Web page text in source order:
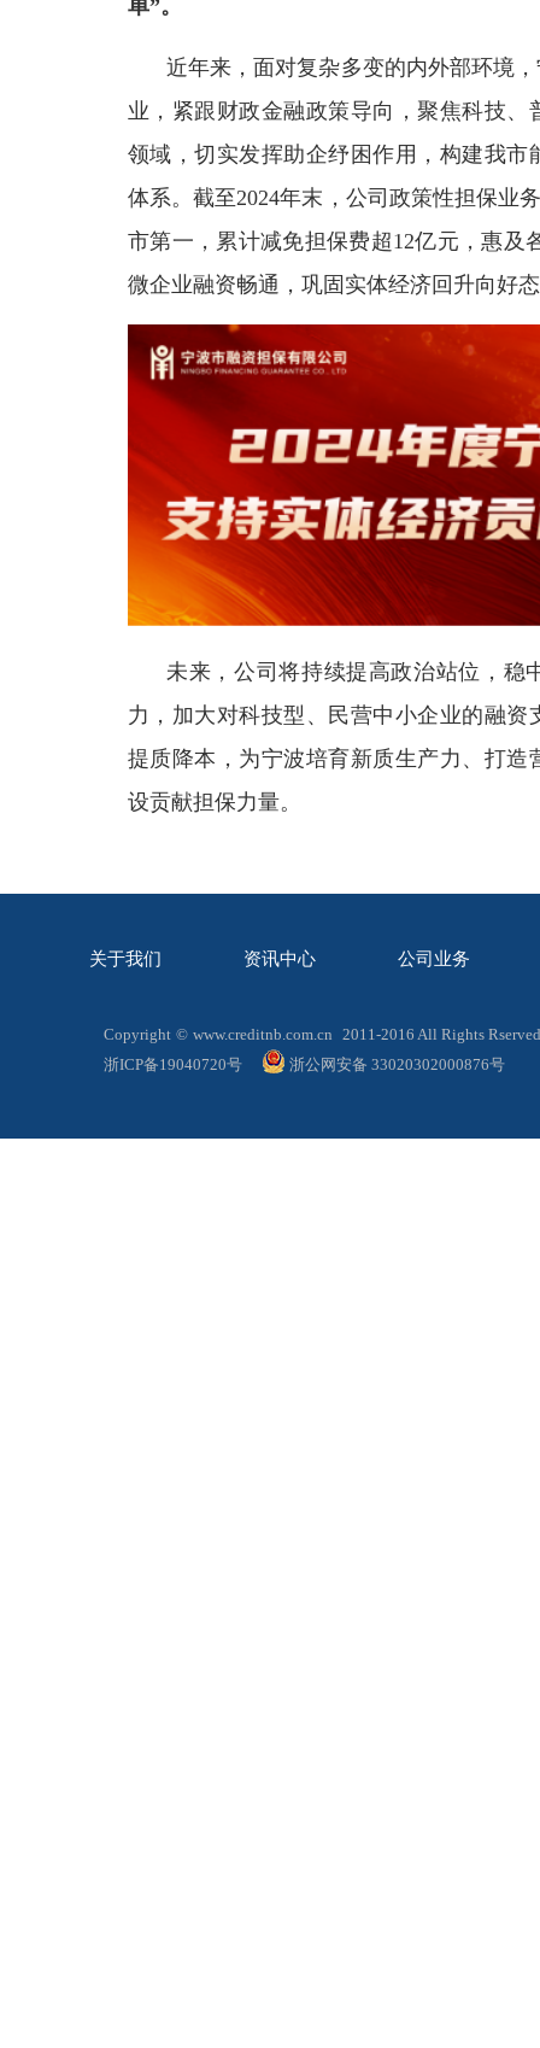
单”。
近年来，面对复杂多变的内外部环境
业，紧跟财政金融政策导向，聚焦科技
领域，切实发挥助企纾困作用，构建我
体系。截至2024年末，公司政策性担保业
市第一，累计减免担保费超12亿元，惠及
微企业融资畅通，巩固实体经济回升向好
未来，公司将持续提高政治站位，稳
力，加大对科技型、民营中小企业的融
提质降本，为宁波培育新质生产力、打
设贡献担保力量。
关于我们 资讯中心 公司业务
Copyright © www.creditnb.com.cn 2011-2016 All Rights
浙ICP备19040720号
浙公网安备 33020302000876号